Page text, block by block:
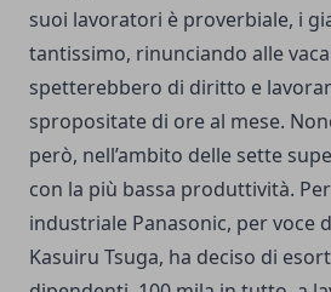
suoi lavoratori è proverbiale, i
tantissimo, rinunciando alle
spetterebbero di diritto e
spropositate di ore al mese.
però, nell’ambito delle sette
con la più bassa produttività.
industriale Panasonic, per voce
Kasuiru Tsuga, ha deciso di